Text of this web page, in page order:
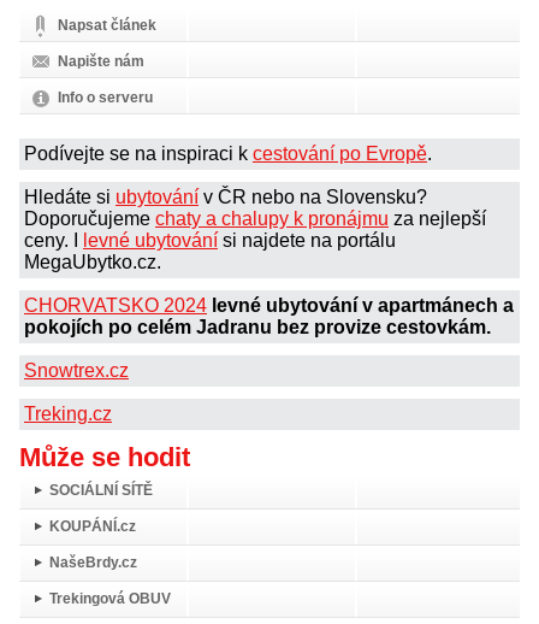
Napsat článek
Napište nám
Info o serveru
Podívejte se na inspiraci k cestování po Evropě.
Hledáte si ubytování v ČR nebo na Slovensku?
Doporučujeme chaty a chalupy k pronájmu za nejlepší
ceny. I
levné ubytování si najdete na portálu
MegaUbytko.cz.
CHORVATSKO 2024 levné ubytování v apartmánech a
pokojích po celém Jadranu bez provize cestovkám.
Snowtrex.cz
Treking.cz
Může se hodit
SOCIÁLNÍ SÍTĚ
KOUPÁNÍ.cz
NašeBrdy.cz
Trekingová OBUV